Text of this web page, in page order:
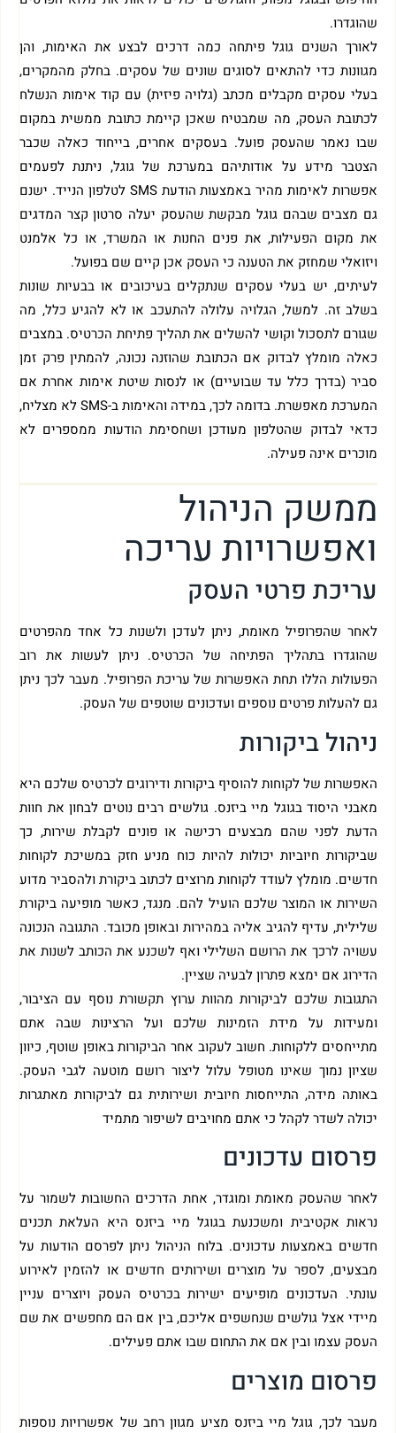
שהוגדרו.
לאורך השנים גוגל פיתחה כמה דרכים לבצע את האימות, והן
מגוונות כדי להתאים לסוגים שונים של עסקים. בחלק מהמקרים,
בעלי עסקים מקבלים מכתב (גלויה פיזית) עם קוד אימות הנשלח
לכתובת העסק, מה שמבטיח שאכן קיימת כתובת ממשית במקום
שבו נאמר שהעסק פועל. בעסקים אחרים, בייחוד כאלה שכבר
הצטבר מידע על אודותיהם במערכת של גוגל, ניתנת לפעמים
אפשרות לאימות מהיר באמצעות הודעת SMS לטלפון הנייד. ישנם
גם מצבים שבהם גוגל מבקשת שהעסק יעלה סרטון קצר המדגים
את מקום הפעילות, את פנים החנות או המשרד, או כל אלמנט
ויזואלי שמחזק את הטענה כי העסק אכן קיים שם בפועל.
לעיתים, יש בעלי עסקים שנתקלים בעיכובים או בבעיות שונות
בשלב זה. למשל, הגלויה עלולה להתעכב או לא להגיע כלל, מה
שגורם לתסכול וקושי להשלים את תהליך פתיחת הכרטיס. במצבים
כאלה מומלץ לבדוק אם הכתובת שהוזנה נכונה, להמתין פרק זמן
סביר (בדרך כלל עד שבועיים) או לנסות שיטת אימות אחרת אם
המערכת מאפשרת. בדומה לכך, במידה והאימות ב-SMS לא מצליח,
כדאי לבדוק שהטלפון מעודכן ושחסימת הודעות ממספרים לא
מוכרים אינה פעילה.
ממשק הניהול
ואפשרויות עריכה
עריכת פרטי העסק
לאחר שהפרופיל מאומת, ניתן לעדכן ולשנות כל אחד מהפרטים
שהוגדרו בתהליך הפתיחה של הכרטיס. ניתן לעשות את רוב
הפעולות הללו תחת האפשרות של עריכת הפרופיל. מעבר לכך ניתן
גם להעלות פרטים נוספים ועדכונים שוטפים של העסק.
ניהול ביקורות
האפשרות של לקוחות להוסיף ביקורות ודירוגים לכרטיס שלכם היא
מאבני היסוד בגוגל מיי ביזנס. גולשים רבים נוטים לבחון את חוות
הדעת לפני שהם מבצעים רכישה או פונים לקבלת שירות, כך
שביקורות חיוביות יכולות להיות כוח מניע חזק במשיכת לקוחות
חדשים. מומלץ לעודד לקוחות מרוצים לכתוב ביקורת ולהסביר מדוע
השירות או המוצר שלכם הועיל להם. מנגד, כאשר מופיעה ביקורת
שלילית, עדיף להגיב אליה במהירות ובאופן מכובד. התגובה הנכונה
עשויה לרכך את הרושם השלילי ואף לשכנע את הכותב לשנות את
הדירוג אם ימצא פתרון לבעיה שציין.
התגובות שלכם לביקורות מהוות ערוץ תקשורת נוסף עם הציבור,
ומעידות על מידת הזמינות שלכם ועל הרצינות שבה אתם
מתייחסים ללקוחות. חשוב לעקוב אחר הביקורות באופן שוטף, כיוון
שציון נמוך שאינו מטופל עלול ליצור רושם מוטעה לגבי העסק.
באותה מידה, התייחסות חיובית ושירותית גם לביקורות מאתגרות
יכולה לשדר לקהל כי אתם מחויבים לשיפור מתמיד
פרסום עדכונים
לאחר שהעסק מאומת ומוגדר, אחת הדרכים החשובות לשמור על
נראות אקטיבית ומשכנעת בגוגל מיי ביזנס היא העלאת תכנים
חדשים באמצעות עדכונים. בלוח הניהול ניתן לפרסם הודעות על
מבצעים, לספר על מוצרים ושירותים חדשים או להזמין לאירוע
עונתי. העדכונים מופיעים ישירות בכרטיס העסק ויוצרים עניין
מיידי אצל גולשים שנחשפים אליכם, בין אם הם מחפשים את שם
העסק עצמו ובין אם את התחום שבו אתם פעילים.
פרסום מוצרים
מעבר לכך, גוגל מיי ביזנס מציע מגוון רחב של אפשרויות נוספות